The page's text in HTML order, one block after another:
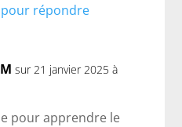
répondre
sur 21 janvier 2025 à
pour apprendre le